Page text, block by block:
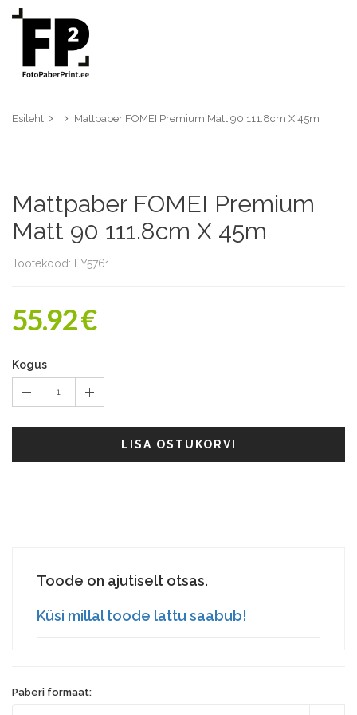
Esileht Mattpaber FOMEI Premium Matt 90 111.8cm X 45m
Mattpaber FOMEI Premium
Matt 90 111.8cm X 45m
Tootekood: EY5761
55.92 €
Kogus
1
LISA OSTUKORVI
Toode on ajutiselt otsas.
Küsi millal toode lattu saabub!
Paberi formaat: